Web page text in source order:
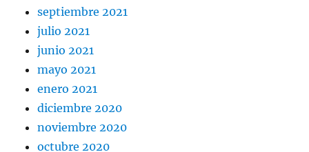
septiembre 2021
julio 2021
junio 2021
mayo 2021
enero 2021
diciembre 2020
noviembre 2020
octubre 2020